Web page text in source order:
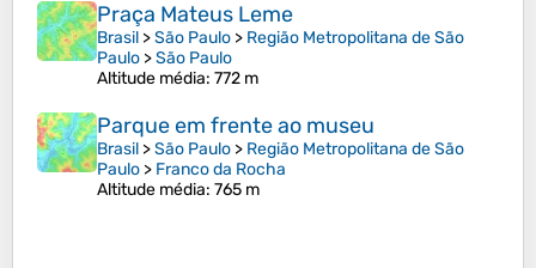
Praça Mateus Leme
Brasil >São Paulo > Região Metropolitana de São
Paulo >São Paulo
Altitude média: 772 m
Parque em frente ao museu
Brasil >São Paulo > Região Metropolitana de São
Paulo > Franco da Rocha
Altitude média: 765 m